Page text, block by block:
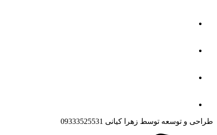
طراحی و توسعه توسط زهرا کیانی 09333525531